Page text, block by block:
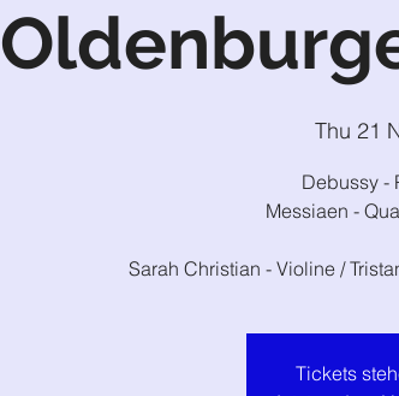
Thu 21
Debussy -
Messiaen -
Sarah Christian - Violine /
Tickets